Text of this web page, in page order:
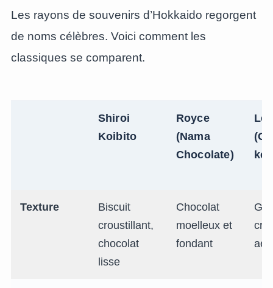
Les rayons de souvenirs d’Hokkaido regorgent
de noms célèbres. Voici comment les
classiques se comparent.
Shiroi
Koibito
Royce
(Nama
Chocolate)
ke)
Texture
Biscuit
croustillant,
chocolat
lisse
Chocolat
moelleux et
fondant